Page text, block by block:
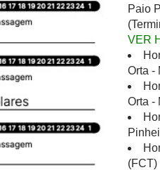
Paio
VER
Orta -
Orta -
(FCT)